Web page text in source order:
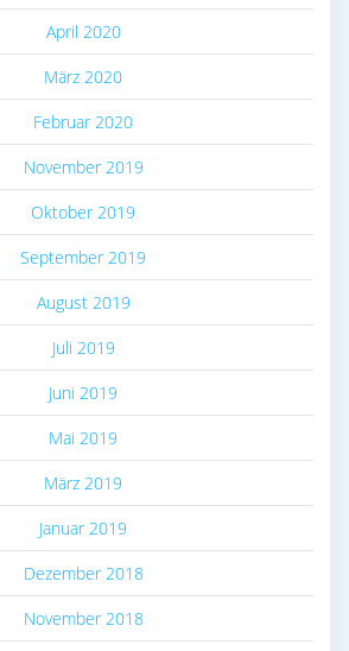
April 2020
März 2020
Februar 2020
November 2019
Oktober 2019
September 2019
August 2019
Juli 2019
Juni 2019
Mai 2019
März 2019
Januar 2019
Dezember 2018
November 2018